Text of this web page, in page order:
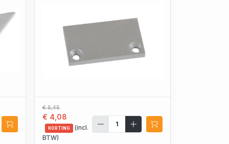
€ 5,45
€ 4,08
KORTING
(incl.
BTW)